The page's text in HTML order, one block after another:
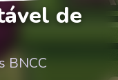
de
BNCC